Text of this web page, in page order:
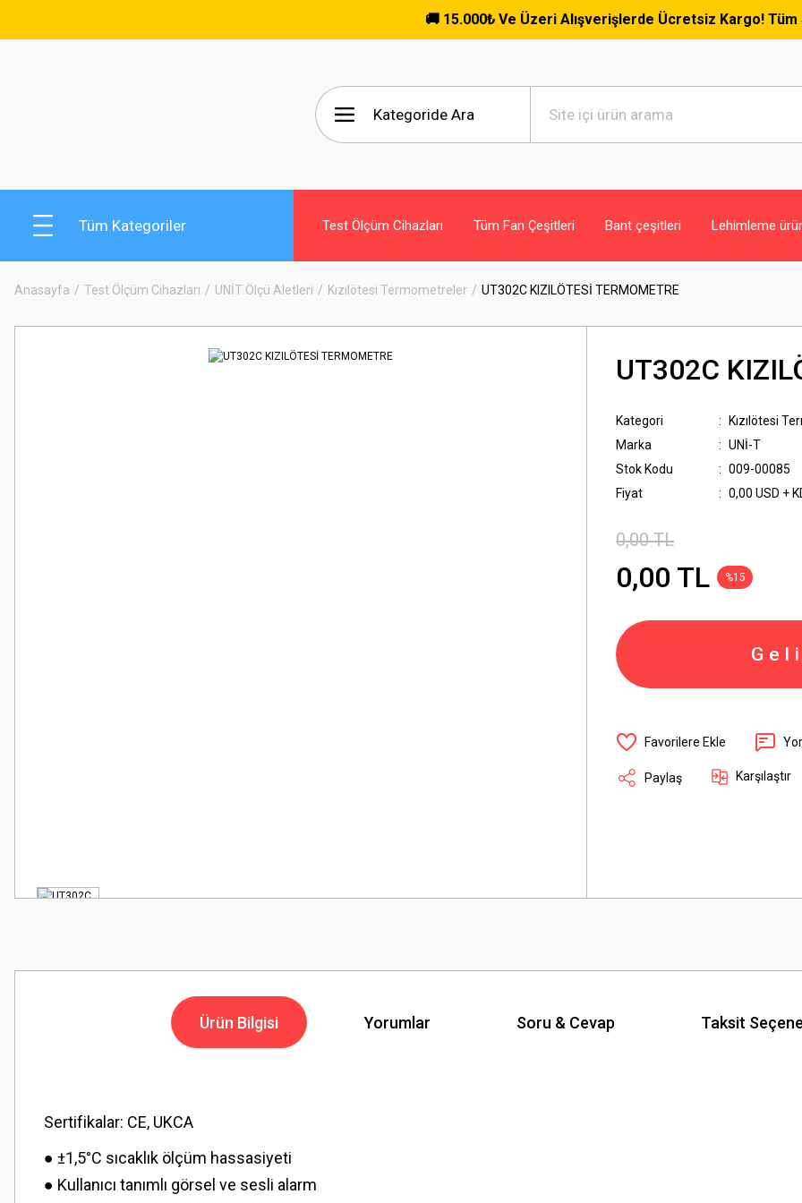
🚚 15.000₺ Ve Üzeri Alışverişlerde Ücretsiz Kargo! Tüm
Tüm Kategoriler Test Ölçüm Cihazları Tüm Fan Çeşitleri Bant çeşitleri Lehimleme
Anasayfa Test Ölçüm Cihazları UNİT Ölçü Aletleri Kızılötesi Termometreler UT302C KIZILÖTESİ TERMOMETRE
UT302C
Kategori
Kızılötesi
Marka
UNİ-T
Stok Kodu
009-00085
Fiyat
0,00 USD +
0,00 TL
0,00 TL %15
Paylaş Karşılaştır
Ürün Bilgisi Yorumlar Soru & Cevap Taksit
Sertifikalar: CE, UKCA
● ±1,5°C sıcaklık ölçüm hassasiyeti
● Kullanıcı tanımlı görsel ve sesli alarm